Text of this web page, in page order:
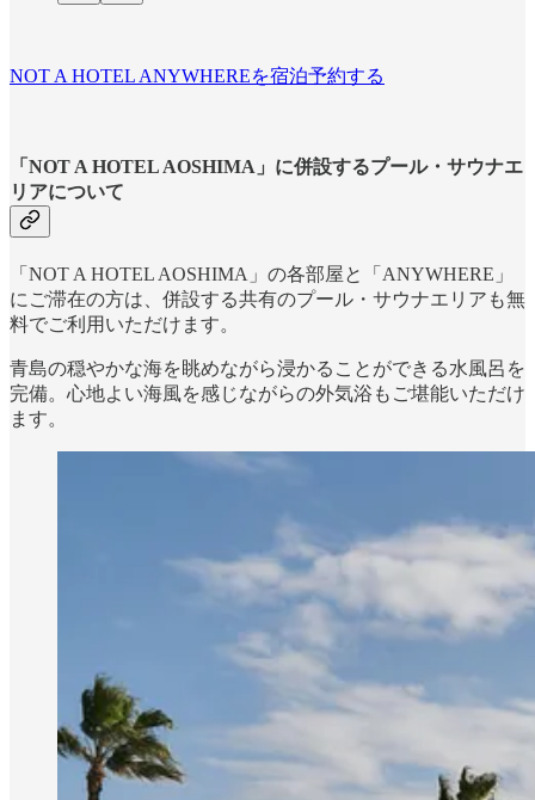
NOT A HOTEL ANYWHEREを宿泊予約する
「NOT A HOTEL AOSHIMA」に併設するプール・サウナエ
リアについて
「NOT A HOTEL AOSHIMA」の各部屋と「ANYWHERE」
にご滞在の方は、併設する共有のプール・サウナエリアも無
料でご利用いただけます。
青島の穏やかな海を眺めながら浸かることができる水風呂を
完備。心地よい海風を感じながらの外気浴もご堪能いただけ
ます。